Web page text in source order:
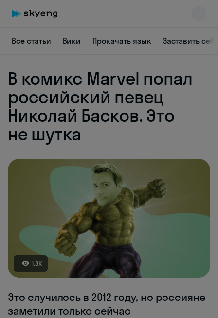
Все статьи Вики Прокачать язык Заставить
В комикс Marvel попал
российский певец
Николай Басков. Это
не шутка
1.8K
Это случилось в 2012 году, но россияне
заметили только сейчас
Skyeng Chat
online